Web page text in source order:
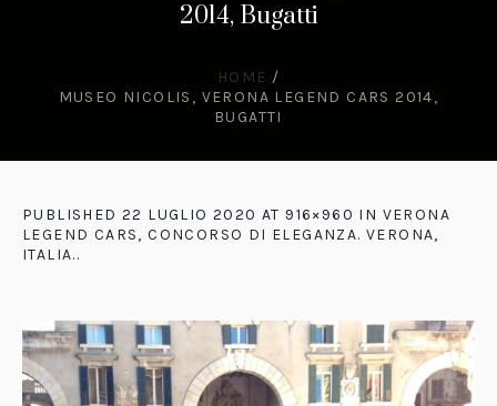
2014, Bugatti
HOME /
MUSEO NICOLIS, VERONA LEGEND CARS 2014,
BUGATTI
PUBLISHED 22 LUGLIO 2020 AT 916×960 IN VERONA
LEGEND CARS, CONCORSO DI ELEGANZA. VERONA,
ITALIA..